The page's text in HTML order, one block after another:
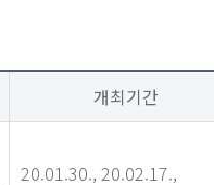
개최기간
20.01.30., 20.02.17.,